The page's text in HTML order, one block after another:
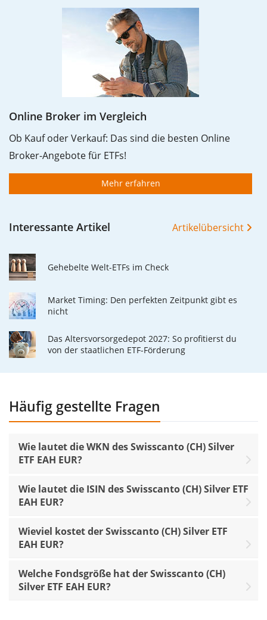
Online Broker im Vergleich
Ob Kauf oder Verkauf: Das sind die besten Online
Broker-Angebote für ETFs!
Mehr erfahren
Interessante Artikel Artikelübersicht
Gehebelte Welt-ETFs im Check
Market Timing: Den perfekten Zeitpunkt gibt es
nicht
Das Altersvorsorgedepot 2027: So profitierst du
von der staatlichen ETF-Förderung
Häufig gestellte Fragen
Wie lautet die WKN des Swisscanto (CH) Silver
ETF EAH EUR?
Wie lautet die ISIN des Swisscanto (CH) Silver ETF
EAH EUR?
Wieviel kostet der Swisscanto (CH) Silver ETF
EAH EUR?
Welche Fondsgröße hat der Swisscanto (CH)
Silver ETF EAH EUR?